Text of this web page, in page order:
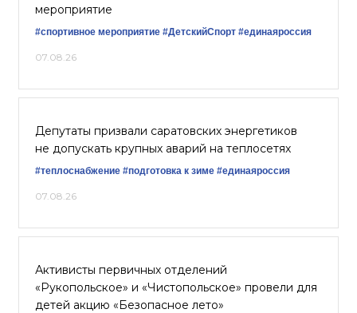
мероприятие
#спортивное мероприятие #ДетскийСпорт #единаяроссия
07.08.26
Депутаты призвали саратовских энергетиков
не допускать крупных аварий на теплосетях
#теплоснабжение #подготовка к зиме #единаяроссия
07.08.26
Активисты первичных отделений
«Рукопольское» и «Чистопольское» провели для
детей акцию «Безопасное лето»